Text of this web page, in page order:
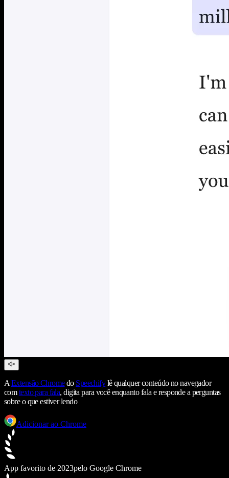
A Extensão Chromedo Speechifylê qualquer conteúdo no navegador
comtexto para fala, digita para você enquanto fala e responde a perguntas
sobre o que estiver lendo
Adicionar ao Chrome
App favorito de 2023pelo Google Chrome